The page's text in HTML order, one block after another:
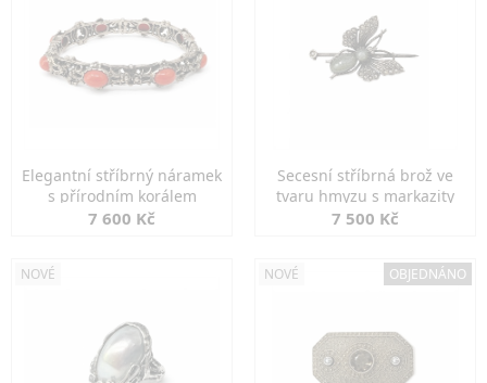
Elegantní stříbrný náramek
s přírodním korálem
7 600 Kč
Secesní stříbrná brož ve
tvaru hmyzu s markazity
7 500 Kč
NOVÉ NOVÉ OBJEDNÁNO